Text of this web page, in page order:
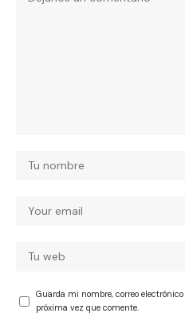
Guarda mi nombre, correo
próxima vez que comente.